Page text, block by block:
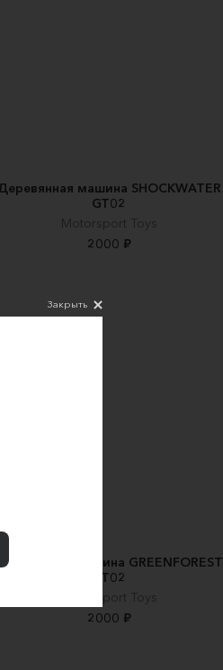
машина SHOCKWATER
GT02
Motorsport Toys
2000 ₽
Деревянная машина GREENFOREST
GT02
Motorsport Toys
2000 ₽
Закрыть